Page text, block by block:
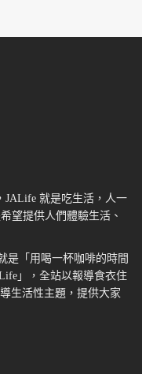
JALife 就是吃生活，人一
望提供人們體驗生活、
是「用喝一杯咖啡的時間
」，全站以報導食衣住
生活性主題，提供大家